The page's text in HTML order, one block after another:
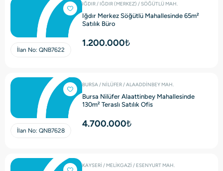
İlan No: QNB7622
IĞDIR / IĞDIR (MERKEZ) / SÖĞÜTLÜ MAH.
Iğdır Merkez Söğütlü Mahallesinde 65m²
Satılık Büro
1.200.000₺
İlan No: QNB7628
BURSA / NİLÜFER / ALAADDİNBEY MAH.
Bursa Nilüfer Alaattinbey Mahallesinde
130m² Teraslı Satılık Ofis
4.700.000₺
KAYSERİ / MELİKGAZİ / ESENYURT MAH.